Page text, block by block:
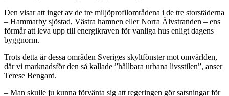
Den visar att inget av de tre miljöprofilområdena i de tre storstäderna
– Hammarby sjöstad, Västra hamnen eller Norra Älvstranden – ens
förmår att leva upp till energikraven för vanliga hus enligt dagens
byggnorm.
Trots detta är dessa områden Sveriges skyltfönster mot omvärlden,
där vi marknadsför den så kallade ”hållbara urbana livsstilen”, anser
Terese Bengard.
– Man skulle ju kunna förvänta sig att regeringen gör satsningar för